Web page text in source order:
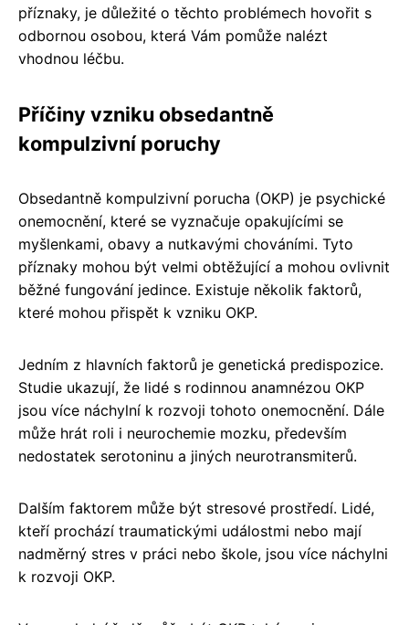
příznaky, je důležité o těchto problémech hovořit s
odbornou osobou, která Vám pomůže nalézt
vhodnou léčbu.
Příčiny vzniku obsedantně
kompulzivní poruchy
Obsedantně kompulzivní porucha (OKP) je psychické
onemocnění, které se vyznačuje opakujícími se
myšlenkami, obavy a nutkavými chováními. Tyto
příznaky mohou být velmi obtěžující a mohou ovlivnit
běžné fungování jedince. Existuje několik faktorů,
které mohou přispět k vzniku OKP.
Jedním z hlavních faktorů je genetická predispozice.
Studie ukazují, že lidé s rodinnou anamnézou OKP
jsou více náchylní k rozvoji tohoto onemocnění. Dále
může hrát roli i neurochemie mozku, především
nedostatek serotoninu a jiných neurotransmiterů.
Dalším faktorem může být stresové prostředí. Lidé,
kteří prochází traumatickými událostmi nebo mají
nadměrný stres v práci nebo škole, jsou více náchylni
k rozvoji OKP.